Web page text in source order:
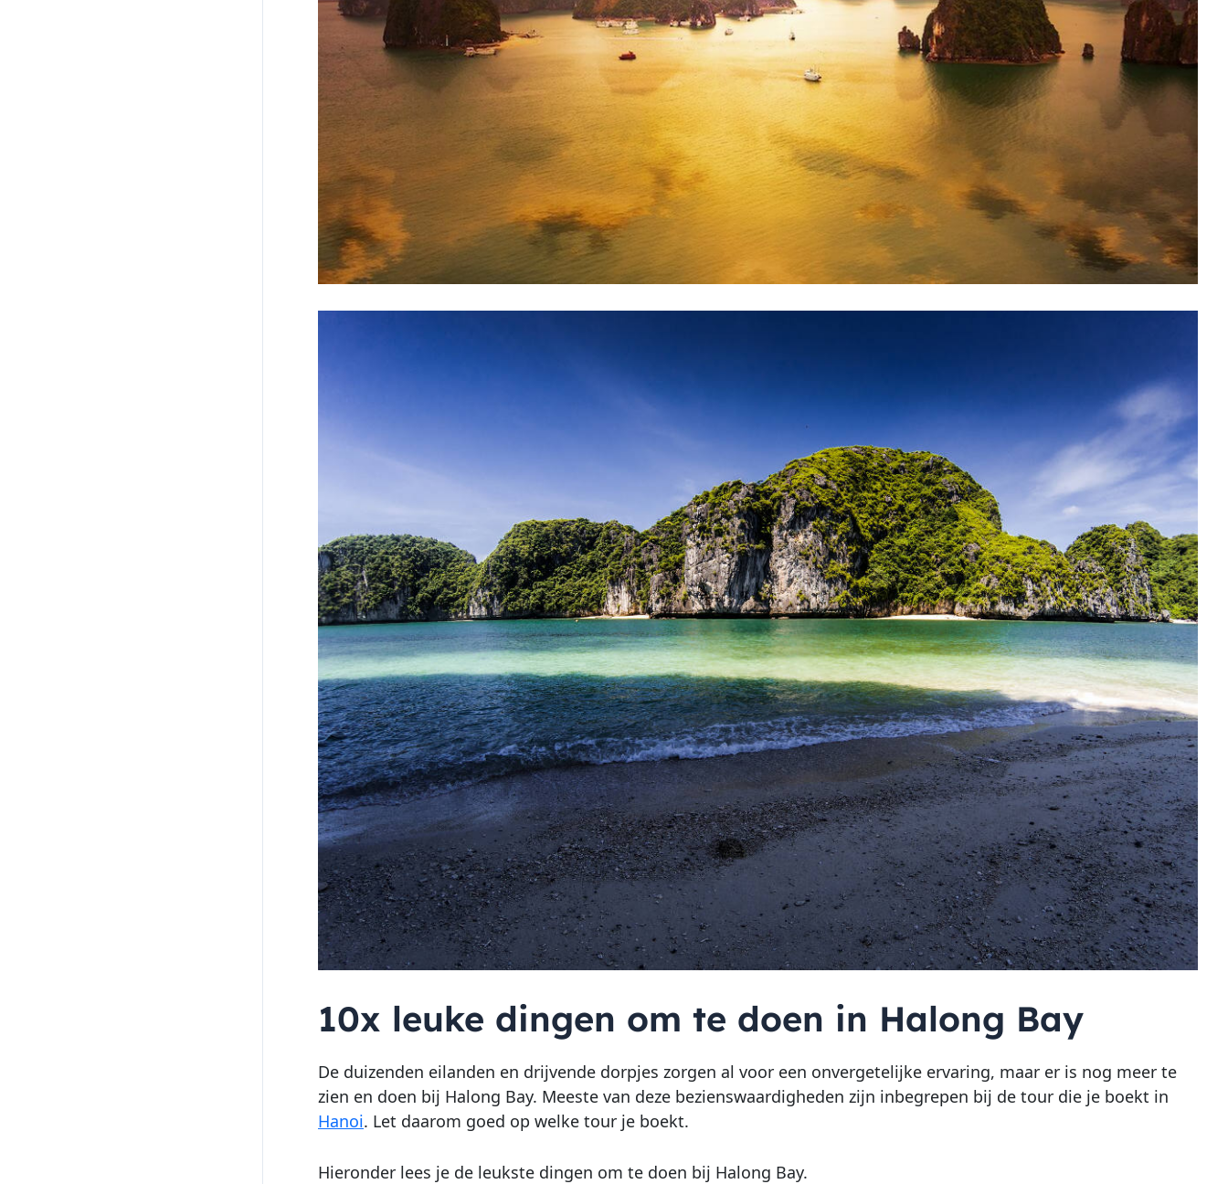
10x leuke dingen om te doen in Halong Bay
De duizenden eilanden en drijvende dorpjes zorgen al voor een onvergetelijke ervaring, maar er is nog meer te
zien en doen bij Halong Bay. Meeste van deze bezienswaardigheden zijn inbegrepen bij de tour die je boekt in
Hanoi. Let daarom goed op welke tour je boekt.
Hieronder lees je de leukste dingen om te doen bij Halong Bay.